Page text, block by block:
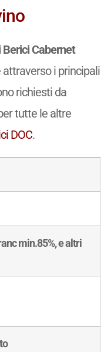
Berici Cabernet
i principali
richiesti da
tutte le altre
DOC.
min.85%, e altri